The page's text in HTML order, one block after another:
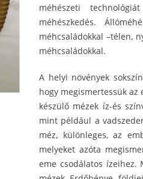
méhészeti
méhészkedés.
méhcsaládokkal –télen,
méhcsaládokkal.
A helyi növények
hogy megismertessük az
készülő mézek íz-és
mint például a
méz, különleges, az
melyeket azóta
eme csodálatos ízeihez.